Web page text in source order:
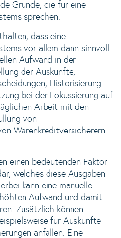
Gründe, die für eine
sprechen.
dass eine
vor allem dann sinnvoll
Aufwand in der
der Auskünfte,
Historisierung
bei der Fokussierung auf
Arbeit mit den
von
Warenkreditversicherern
einen bedeutenden Faktor
welches diese Ausgaben
kann eine manuelle
Aufwand und damit
Zusätzlich können
für Auskünfte
anfallen. Eine